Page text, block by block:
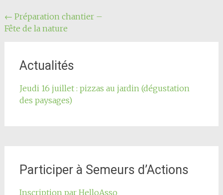
Navigation
de
← Préparation chantier –
Fête de la nature
Actualités
Jeudi 16 juillet : pizzas au jardin (dégustation
des paysages)
Participer à Semeurs d’Actions
Inscription par HelloAsso